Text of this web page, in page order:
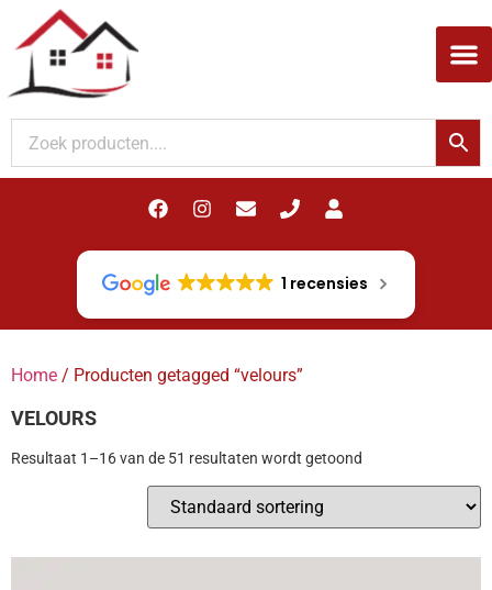
1 recensies
Home / Producten getagged “velours”
VELOURS
Resultaat 1–16 van de 51 resultaten wordt getoond